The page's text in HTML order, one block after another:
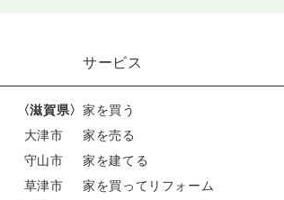
〈滋賀県〉
大津市
守山市
草津市
サービス
家を買う
家を売る
家を建てる
家を買ってリフォーム